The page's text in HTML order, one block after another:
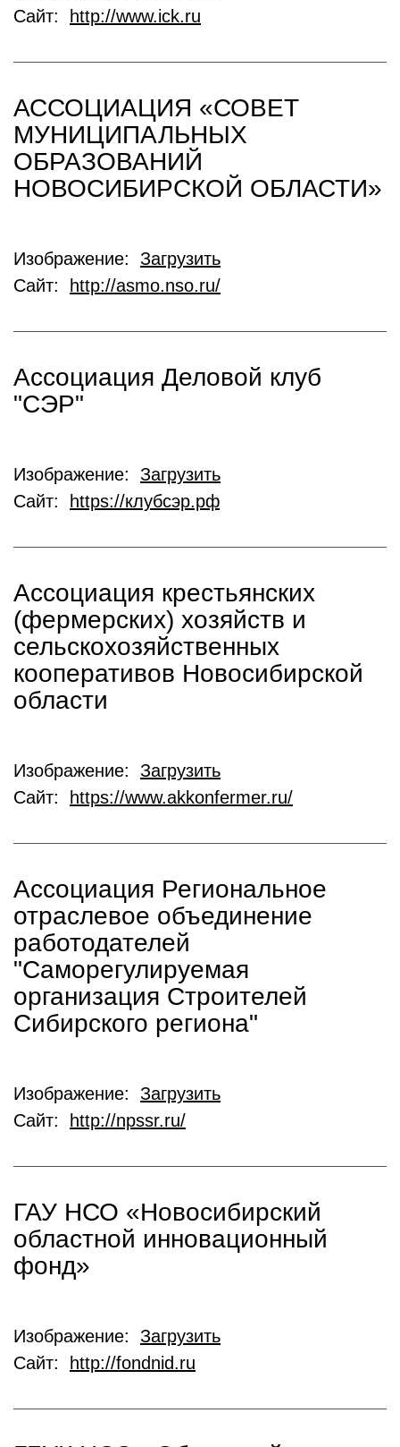
Сайт:
http://www.ick.ru
АССОЦИАЦИЯ «СОВЕТ
МУНИЦИПАЛЬНЫХ
ОБРАЗОВАНИЙ
НОВОСИБИРСКОЙ ОБЛАСТИ»
Изображение: Загрузить
Сайт:
http://asmo.nso.ru/
Ассоциация Деловой клуб
"СЭР"
Изображение: Загрузить
Сайт:
https://клубсэр.рф
Ассоциация крестьянских
(фермерских) хозяйств и
сельскохозяйственных
кооперативов Новосибирской
области
Изображение: Загрузить
Сайт:
https://www.akkonfermer.ru/
Ассоциация Региональное
отраслевое объединение
работодателей
"Саморегулируемая
организация Строителей
Сибирского региона"
Изображение: Загрузить
Сайт:
http://npssr.ru/
ГАУ НСО «Новосибирский
областной инновационный
фонд»
Изображение: Загрузить
Сайт:
http://fondnid.ru